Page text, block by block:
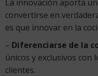
La innovación aporta
convertirse en
es que innovar en la
– Diferenciarse de la
únicos y exclusivos
clientes.